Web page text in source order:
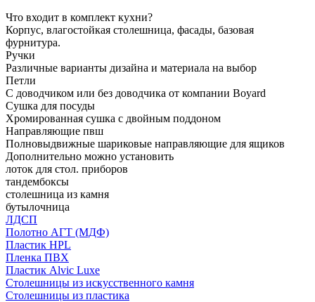
Что входит в комплект кухни?
Корпус, влагостойкая столешница, фасады, базовая
фурнитура.
Ручки
Различные варианты дизайна и материала на выбор
Петли
С доводчиком или без доводчика от компании Boyard
Сушка для посуды
Хромированная сушка с двойным поддоном
Направляющие пвш
Полновыдвижные шариковые направляющие для ящиков
Дополнительно можно установить
лоток для стол. приборов
тандембоксы
столешница из камня
бутылочница
ЛДСП
Полотно АГТ (МДФ)
Пластик HPL
Пленка ПВХ
Пластик Alvic Luxe
Столешницы из искусственного камня
Столешницы из пластика